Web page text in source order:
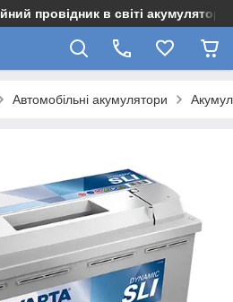
провідник в світі акумуляторів
Автомобільні акумулятори